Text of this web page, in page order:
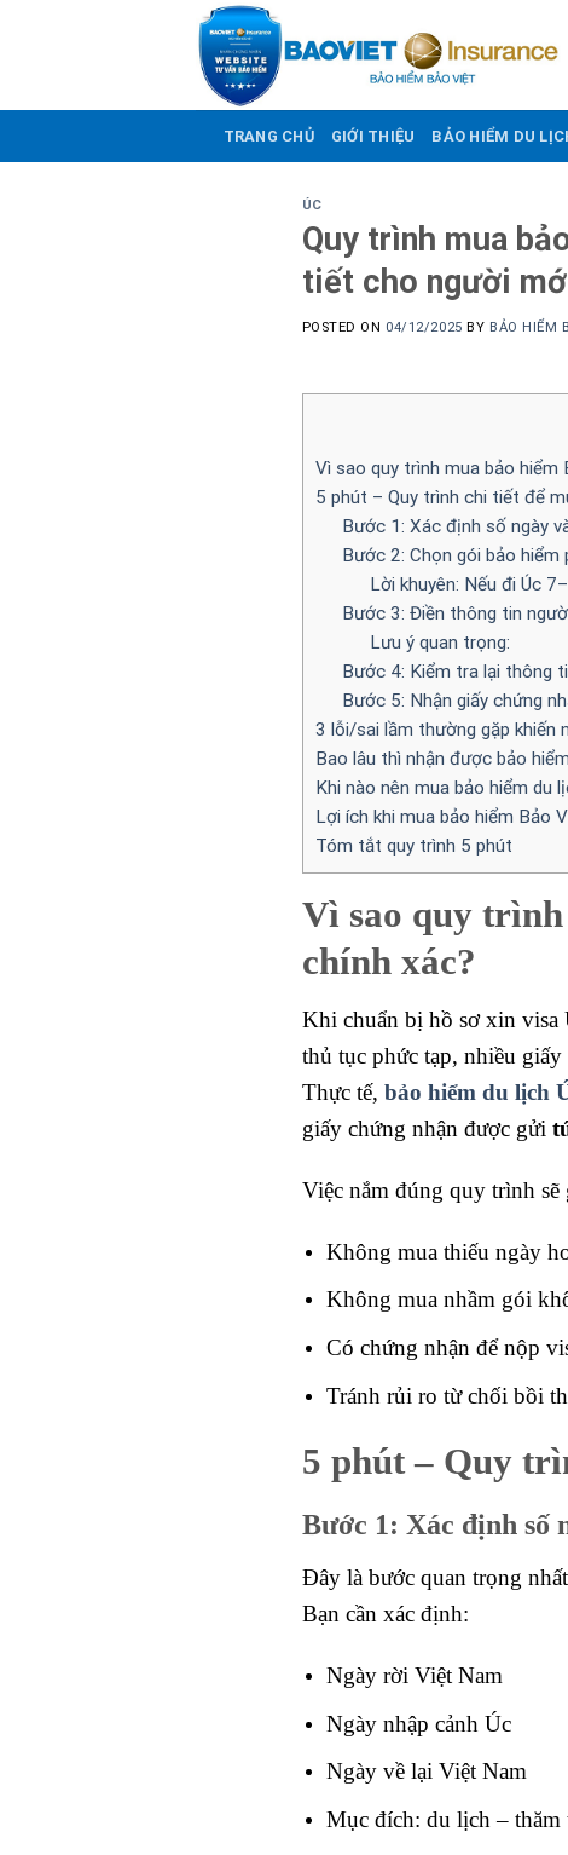
TRANG CHỦ GIỚI THIỆU BẢO HIỂM DU
ÚC
Quy trình mua
tiết cho người
POSTED ON 04/12/2025 BY BẢO HIỂM
Vì sao quy trình mua bảo hiểm
5 phút – Quy trình chi tiết để
Bước 1: Xác định số ngày
Bước 2: Chọn gói bảo hiểm
Lời khuyên: Nếu đi Úc
Bước 3: Điền thông tin
Lưu ý quan trọng:
Bước 4: Kiểm tra lại thông
Bước 5: Nhận giấy chứng
3 lỗi/sai lầm thường gặp khiến
Bao lâu thì nhận được bảo
Khi nào nên mua bảo hiểm du
Lợi ích khi mua bảo hiểm Bảo
Tóm tắt quy trình 5 phút
Vì sao quy trình
chính xác?
Khi chuẩn bị hồ sơ xin visa
thủ tục phức tạp, nhiều
Thực tế, bảo hiểm du lịch
giấy chứng nhận được gửi
Việc nắm đúng quy trình sẽ
Không mua thiếu ngày
Không mua nhầm gói
Có chứng nhận để nộp
Tránh rủi ro từ chối bồi
5 phút – Quy
Bước 1: Xác định số
Đây là bước quan trọng
Bạn cần xác định:
Ngày rời Việt Nam
Ngày nhập cảnh Úc
Ngày về lại Việt Nam
Mục đích: du lịch – thăm